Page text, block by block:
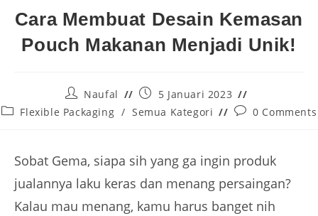
Cara Membuat Desain Kemasan
Pouch Makanan Menjadi Unik!
Naufal
5 Januari 2023
Flexible Packaging / Semua Kategori 0 Comments
Sobat Gema, siapa sih yang ga ingin produk
jualannya laku keras dan menang persaingan?
Kalau mau menang, kamu harus banget nih